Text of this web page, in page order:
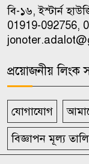
বি-১৬, ইস্টার্ন
01919-092756,
প্রয়োজনীয় লিংক
যোগাযোগ
বিজ্ঞাপন মূল্য